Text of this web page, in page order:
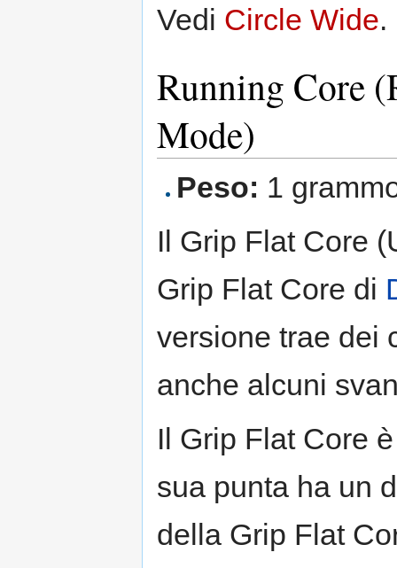
Vedi Circle Wide.
Running Core
Mode)
Peso: 1
Il Grip Flat Core
Grip Flat Core di
versione trae dei
anche alcuni
Il Grip Flat Core
sua punta ha un
della Grip Flat